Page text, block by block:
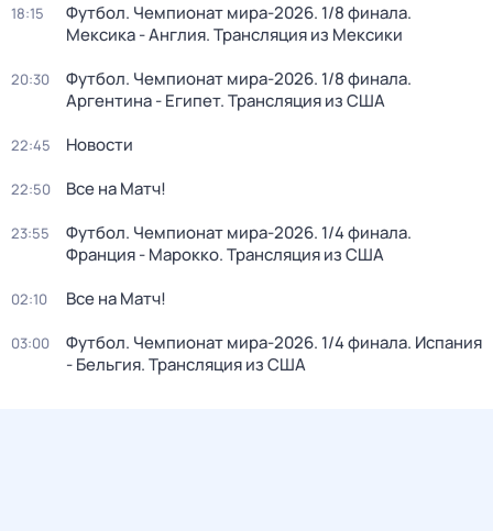
18:15
Футбол. Чемпионат мира-2026. 1/8 финала.
Мексика - Англия. Трансляция из Мексики
20:30
Футбол. Чемпионат мира-2026. 1/8 финала.
Аргентина - Египет. Трансляция из США
22:45 Новости
22:50 Все на Матч!
23:55
Футбол. Чемпионат мира-2026. 1/4 финала.
Франция - Марокко. Трансляция из США
02:10 Все на Матч!
03:00
Футбол. Чемпионат мира-2026. 1/4 финала. Испания
- Бельгия. Трансляция из США